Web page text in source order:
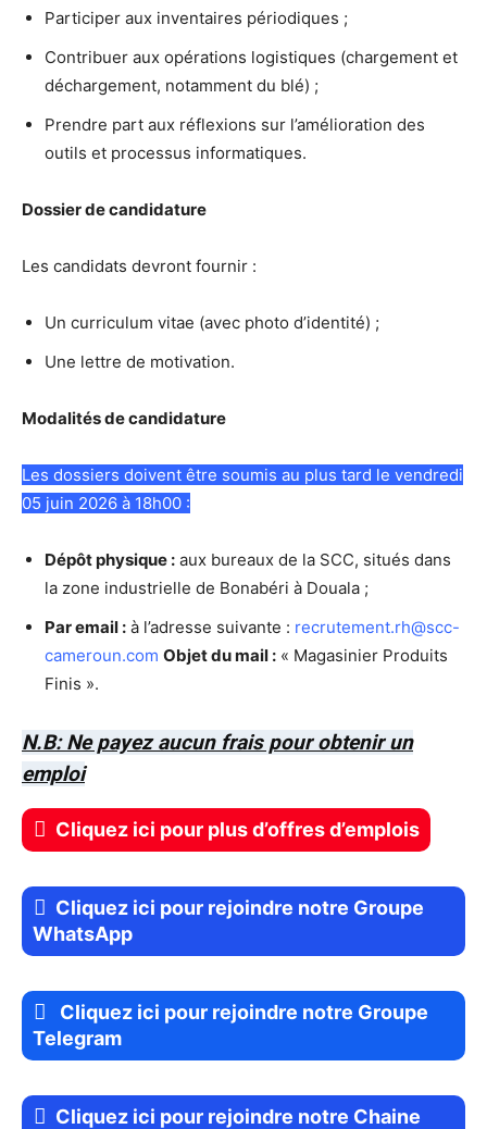
Participer aux inventaires périodiques ;
Contribuer aux opérations logistiques (chargement et
déchargement, notamment du blé) ;
Prendre part aux réflexions sur l’amélioration des
outils et processus informatiques.
Dossier de candidature
Les candidats devront fournir :
Un curriculum vitae (avec photo d’identité) ;
Une lettre de motivation.
Modalités de candidature
Les dossiers doivent être soumis au plus tard le vendredi
05 juin 2026 à 18h00 :
Dépôt physique : aux bureaux de la SCC, situés dans
la zone industrielle de Bonabéri à Douala ;
Par email : à l’adresse suivante : recrutement.rh@scc-
cameroun.com Objet du mail : « Magasinier Produits
Finis ».
N.B: Ne payez aucun frais pour obtenir un
emploi
Cliquez ici pour plus d’offres d’emplois
Cliquez ici pour rejoindre notre Groupe
WhatsApp
Cliquez ici pour rejoindre notre Groupe
Telegram
Cliquez ici pour rejoindre notre Chaine